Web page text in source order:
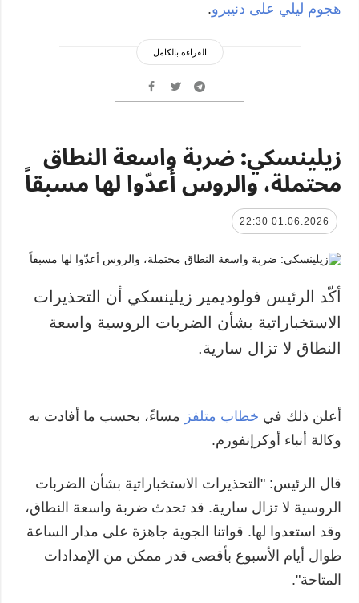
هجوم ليلي على دنيبرو.
القراءة بالكامل
زيلينسكي: ضربة واسعة النطاق
محتملة، والروس أعدّوا لها مسبقاً
01.06.2026 22:30
أكّد الرئيس فولوديمير زيلينسكي أن التحذيرات
الاستخباراتية بشأن الضربات الروسية واسعة
النطاق لا تزال سارية.
أعلن ذلك في خطاب متلفز مساءً، بحسب ما أفادت به
وكالة أنباء أوكرإنفورم.
قال الرئيس: "التحذيرات الاستخباراتية بشأن الضربات
الروسية لا تزال سارية. قد تحدث ضربة واسعة النطاق،
وقد استعدوا لها. قواتنا الجوية جاهزة على مدار الساعة
طوال أيام الأسبوع بأقصى قدر ممكن من الإمدادات
المتاحة".